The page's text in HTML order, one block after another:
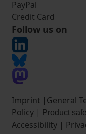
PayPal
Credit Card
Follow us on
Imprint | General
Policy | Product
Accessibility |